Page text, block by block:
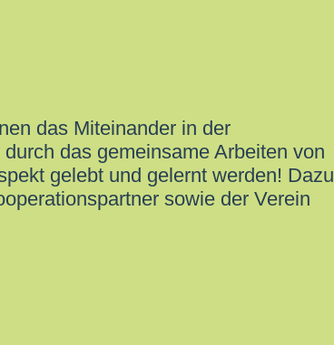
das Miteinander in der
das gemeinsame Arbeiten von
gelebt und gelernt werden! Dazu
sowie der Verein